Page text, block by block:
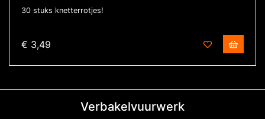
30 stuks knetterrotjes!
€ 3,49
Verbakelvuurwerk